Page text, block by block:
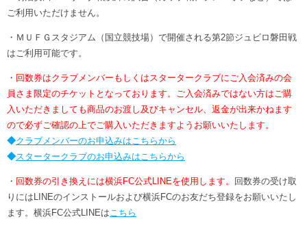
ご利用いただけません。
・ＭＵＦＧスタジアム（国立競技場）で開催される第2節ジュビロ磐田戦
はご利用可能です。
・ 回数券はクラブメンバーもしくはスタータークラブにご入会済みの会
員さま限定のチケットとなっております。ご入会済みではない方はご購
入いただきましても商品のお渡し及びキャンセル、返金が出来かねます
ので必ずご確認の上でご購入いただきますようお願いいたします。
◆クラブメンバーのお申込みはこちらから
◆スタータークラブのお申込みはこちらから
・ 回数券の引き換えには横浜FC公式LINEを使用します。
回数券の受け取
りにはLINEのインストールおよび横浜FCのお友だち登録をお願いいたし
ます。横浜FC公式LINEはこちら